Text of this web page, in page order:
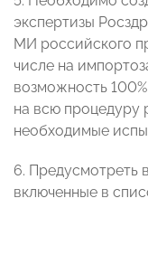
экспертизы
МИ российского
числе на
возможность
на всю процедуру
необходимые
6.
включенные в